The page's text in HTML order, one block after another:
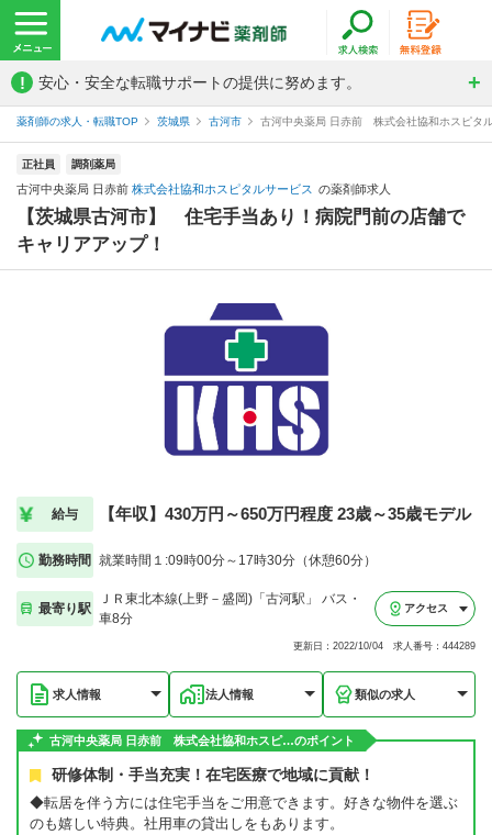
! 安心・安全な転職サポートの提供に努めます。
薬剤師の求人・転職TOP 茨城県 古河市 古河中央薬局 日赤前 株式会社協和ホスピタ
正社員 調剤薬局
古河中央薬局 日赤前 株式会社協和ホスピタルサービス の薬剤師求人
【茨城県古河市】 住宅手当あり！病院門前の店舗で
キャリアアップ！
給与 【年収】430万円～650万円程度 23歳～35歳モデル
勤務時間 就業時間１:09時00分～17時30分（休憩60分）
最寄り駅
ＪＲ東北本線(上野－盛岡)「古河駅」 バス・
車8分
アクセス
更新日：2022/10/04 求人番号：444289
求人情報 法人情報 類似の求人
古河中央薬局 日赤前 株式会社協和ホスピ…のポイント
研修体制・手当充実！在宅医療で地域に貢献！
◆転居を伴う方には住宅手当をご用意できます。好きな物件を選ぶ
のも嬉しい特典。社用車の貸出しをもあります。